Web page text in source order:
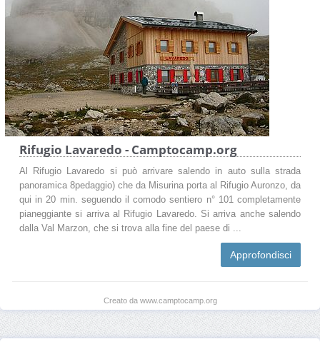
Rifugio Lavaredo - Camptocamp.org
Al Rifugio Lavaredo si può arrivare salendo in auto sulla strada
panoramica 8pedaggio) che da Misurina porta al Rifugio Auronzo, da
qui in 20 min. seguendo il comodo sentiero n° 101 completamente
pianeggiante si arriva al Rifugio Lavaredo. Si arriva anche salendo
dalla Val Marzon, che si trova alla fine del paese di ...
Approfondisci
Creato da www.camptocamp.org